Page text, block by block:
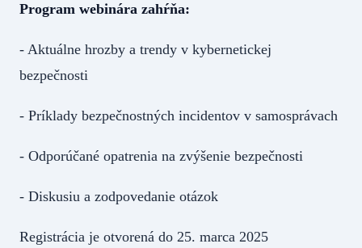
Program webinára zahŕňa:
- Aktuálne hrozby a trendy v kybernetickej
bezpečnosti
- Príklady bezpečnostných incidentov v samosprávach
- Odporúčané opatrenia na zvýšenie bezpečnosti
- Diskusiu a zodpovedanie otázok
Registrácia je otvorená do 25. marca 2025